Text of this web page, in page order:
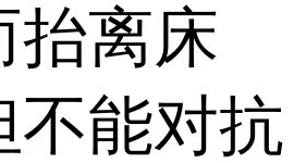
抬离床
不能对抗